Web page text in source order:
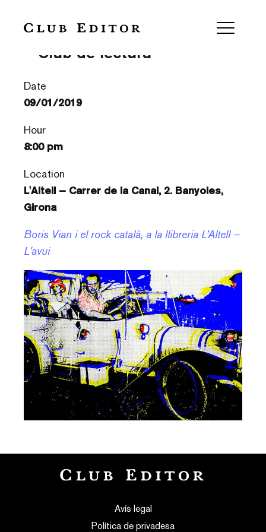
‘L’arrencacors’ de Boris Vian
– Club de lectura
Date
09/01/2019
Hour
8:00 pm
Location
L'Altell – Carrer de la Canal, 2. Banyoles,
Girona
Boris Vian i el rock català, a la llibreria L’Altell –
L'avui
Avís legal
Política de privadesa